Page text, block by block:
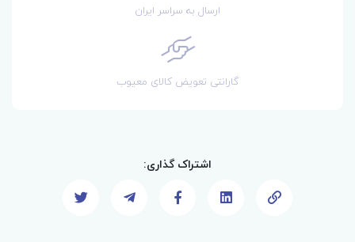
ارسال به سراسر ایران
گارانتی تعویض کالای معیوب
اشتراک گذاری: